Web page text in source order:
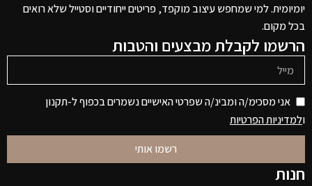
יומיומית. למי שמחפש עיצוב מוקפד, פריטים ייחודיים וסטייל שלא רואים
בכל מקום.
הרשמו לקבלת מבצעים והטבות
אני מסכימ/ה ומבינ/ה שפרטי האישיים נשמרים בכפוף ל-תקנון
ולמדיניות הפרטיות
רשמו אותי
חנות